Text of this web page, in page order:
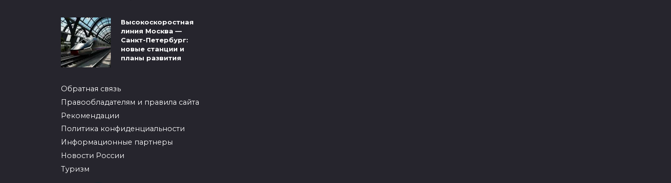
Высокоскоростная
линия Москва —
Санкт-Петербург:
новые станции и
планы развития
Обратная связь
Правообладателям и правила сайта
Рекомендации
Политика конфиденциальности
Информационные партнеры
Новости России
Туризм